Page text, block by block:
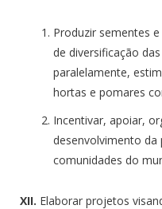
Produzir sementes
de diversificação
paralelamente,
hortas e pomares
Incentivar, apoiar,
desenvolvimento da
comunidades do
XII. Elaborar projetos